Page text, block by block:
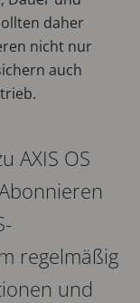
daher
nicht nur
auch
AXIS OS
regelmäßig
und